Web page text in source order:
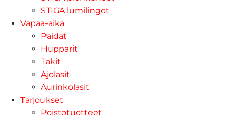
STIGA lumilingot
Vapaa-aika
Paidat
Hupparit
Takit
Ajolasit
Aurinkolasit
Tarjoukset
Poistotuotteet